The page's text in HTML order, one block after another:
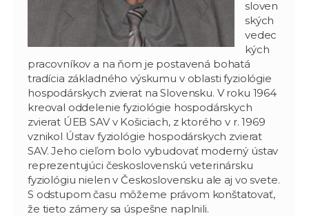
sloven
ských
vedec
kých
pracovníkov a na ňom je postavená bohatá
tradícia základného výskumu v oblasti fyziológie
hospodárskych zvierat na Slovensku. V roku 1964
kreoval oddelenie fyziológie hospodárskych
zvierat ÚEB SAV v Košiciach, z ktorého v r. 1969
vznikol Ústav fyziológie hospodárskych zvierat
SAV. Jeho cieľom bolo vybudovať moderný ústav
reprezentujúci československú veterinársku
fyziológiu nielen v Československu ale aj vo svete.
S odstupom času môžeme právom konštatovať,
že tieto zámery sa úspešne naplnili.